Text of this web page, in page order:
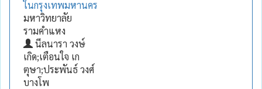
ในกรุงเทพมหานคร
มหาวิทยาลัย
รามคำแหง
นีลนารา วงษ์
เกิด;เตือนใจ เก
ตุษา;ประพันธ์ วงศ์
บางโพ